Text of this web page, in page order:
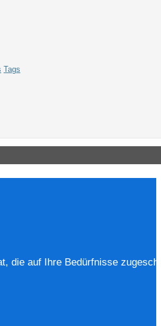
Tags
die auf Ihre Bedürfnisse